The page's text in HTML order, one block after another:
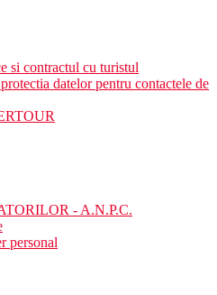
si contractul cu turistul
datelor pentru contactele de
- A.N.P.C.
personal